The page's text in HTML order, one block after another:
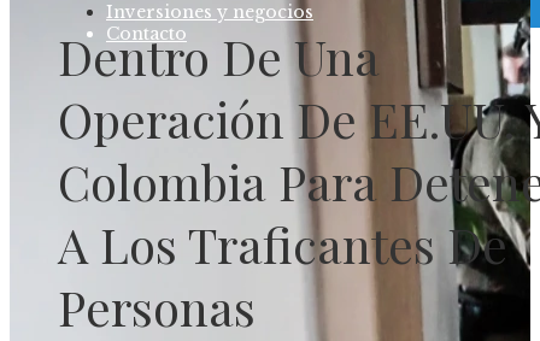
Contacto
Inversiones y negocios
Dentro De Una
Operación De EE.UU.
Colombia Para
A Los Traficantes De
Personas